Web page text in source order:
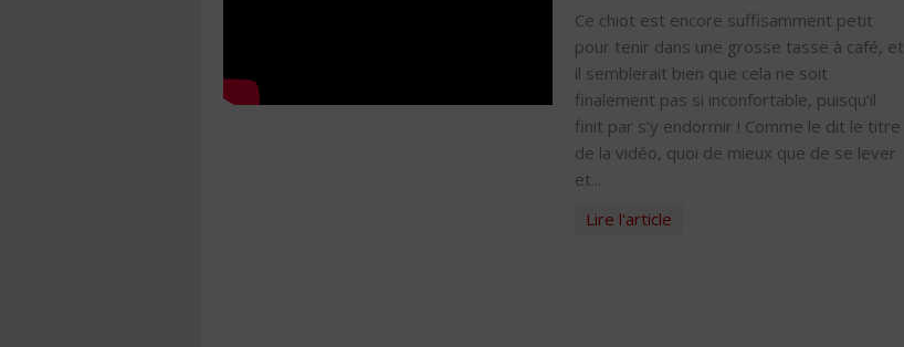
Ce chiot est encore suffisamment petit
pour tenir dans une grosse tasse à café, et
il semblerait bien que cela ne soit
finalement pas si inconfortable, puisqu’il
finit par s’y endormir ! Comme le dit le titre
de la vidéo, quoi de mieux que de se lever
et...
Lire l'article